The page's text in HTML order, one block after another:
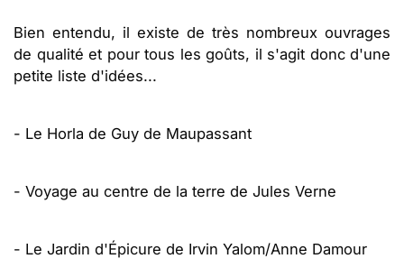
Bien entendu, il existe de très nombreux ouvrages
de qualité et pour tous les goûts, il s'agit donc d'une
petite liste d'idées...
- Le Horla de Guy de Maupassant
- Voyage au centre de la terre de Jules Verne
- Le Jardin d'Épicure de Irvin Yalom/Anne Damour